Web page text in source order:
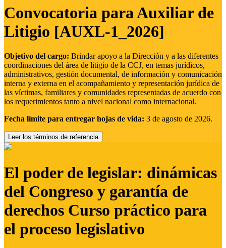
Convocatoria para Auxiliar de
Litigio [AUXL-1_2026]
Objetivo del cargo: Brindar apoyo a la Dirección y a las diferentes
coordinaciones del área de litigio de la CCJ, en temas jurídicos,
administrativos, gestión documental, de información y comunicación
interna y externa en el acompañamiento y representación jurídica de
las víctimas, familiares y comunidades representadas de acuerdo con
los requerimientos tanto a nivel nacional como internacional.
Fecha límite para entregar hojas de vida: 3 de agosto de 2026.
Leer los términos de referencia
El poder de legislar: dinámicas
del Congreso y garantía de
derechos Curso práctico para
el proceso legislativo